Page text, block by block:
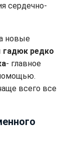
сердечно-
новые
гадюк редко
- главное
всего все